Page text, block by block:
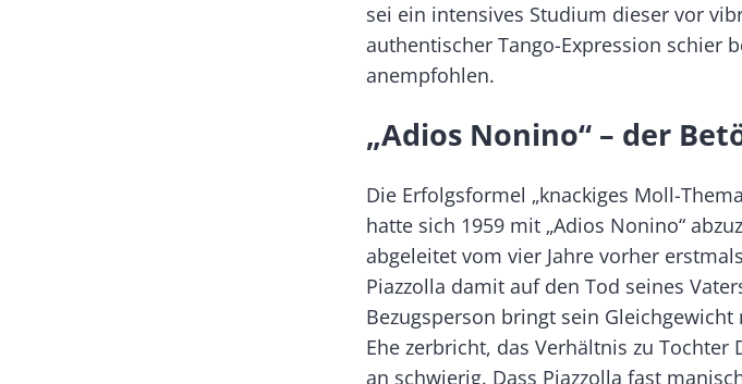
sei ein intensives Studium dieser vor
authentischer Tango-Expression schier
anempfohlen.
„Adios Nonino“ – der
Die Erfolgsformel „knackiges Moll-
hatte sich 1959 mit „Adios Nonino“
abgeleitet vom vier Jahre vorher
Piazzolla damit auf den Tod seines
Bezugsperson bringt sein
Ehe zerbricht, das Verhältnis zu
an schwierig. Dass Piazzolla fast